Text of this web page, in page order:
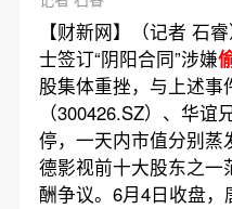
【财新网】（记者 石
士签订“阴阳合同”涉嫌
股集体重挫，与上述
（300426.SZ）、华
停，一天内市值分别蒸
德影视前十大股东之一
酬争议。6月4日收盘